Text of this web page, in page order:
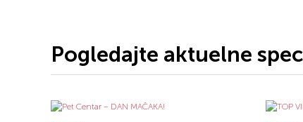
Pogledajte aktuelne